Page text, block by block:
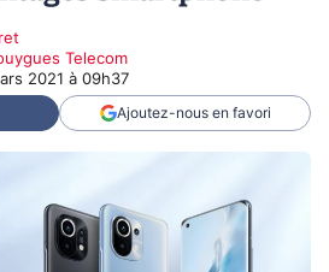
Telecom
2021 à 09h37
Ajoutez-nous en favori